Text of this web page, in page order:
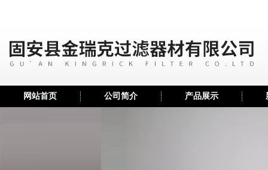
网站首页 公司简介 产品展示